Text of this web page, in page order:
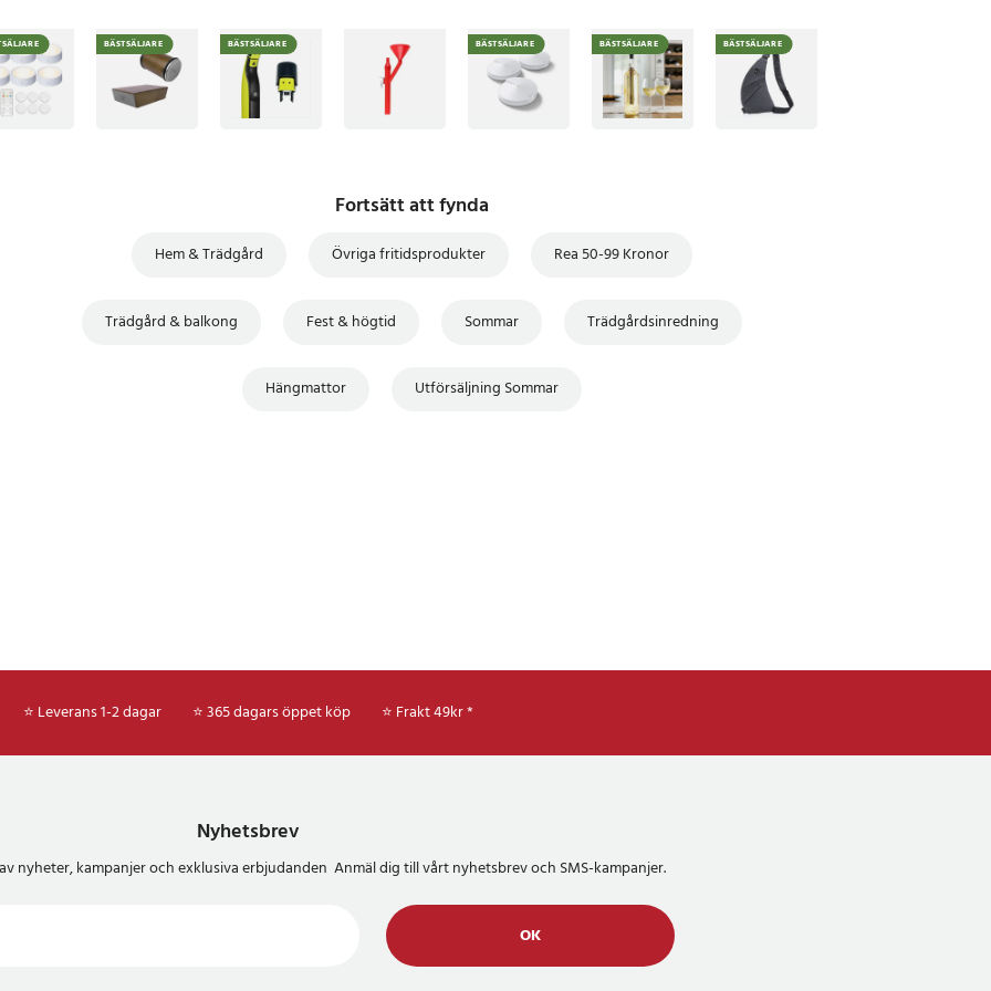
BÄSTSÄLJARE BÄSTSÄLJARE BÄSTSÄLJARE BÄSTSÄLJARE BÄSTSÄLJARE
Fortsätt att fynda
Hem & Trädgård Övriga fritidsprodukter Rea 50-99 Kronor
Trädgård & balkong Fest & högtid Sommar Trädgårdsinredning
Hängmattor Utförsäljning Sommar
⭐ Leverans 1-2 dagar ⭐ 365 dagars öppet köp ⭐ Frakt 49kr *
Nyhetsbrev
nyheter, kampanjer och exklusiva erbjudanden Anmäl dig till vårt nyhetsbrev och SMS-kampanjer.
OK